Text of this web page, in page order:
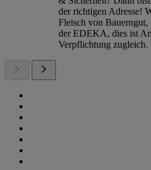
der richtigen Adresse!
Fleisch von Bauerngut,
der EDEKA, dies ist
Verpflichtung zugleich.